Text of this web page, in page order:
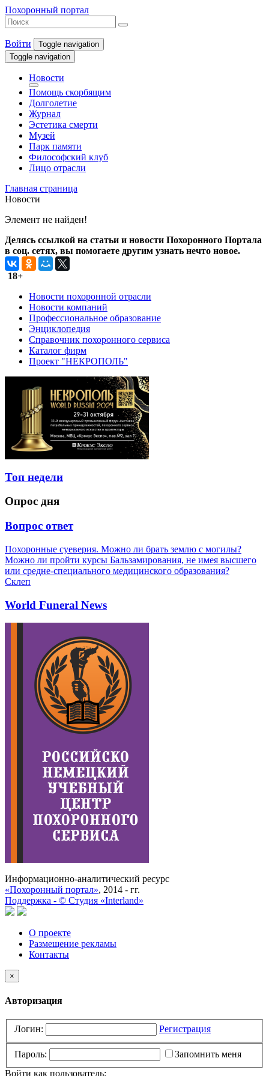
Похоронный портал
Войти
Toggle navigation
Toggle navigation
Новости
Помощь скорбящим
Долголетие
Журнал
Эстетика смерти
Музей
Парк памяти
Философский клуб
Лицо отрасли
Главная страница
Новости
Элемент не найден!
Делясь ссылкой на статьи и новости Похоронного Портала
в соц. сетях, вы помогаете другим узнать нечто новое.
18+
Новости похоронной отрасли
Новости компаний
Профессиональное образование
Энциклопедия
Справочник похоронного сервиса
Каталог фирм
Проект "НЕКРОПОЛЬ"
Топ недели
Опрос дня
Вопрос ответ
Похоронные суеверия. Можно ли брать землю с могилы?
Можно ли пройти курсы Бальзамирования, не имея высшего
или средне-специального медицинского образования?
Склеп
World Funeral News
Информационно-аналитический ресурс
«Похоронный портал», 2014 - гг.
Поддержка - © Cтудия «Interland»
О проекте
Размещение рекламы
Контакты
×
Авторизация
Логин: Регистрация
Пароль:
Запомнить меня
Войти как пользователь: